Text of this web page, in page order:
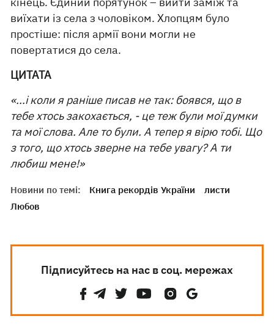
виїхати із села з чоловіком. Хлопцям було
простіше: після армії вони могли не
повертатися до села.
ЦИТАТА
«...і коли я раніше писав не так: боявся, що в
тебе хтось закохається, - це теж були мої думки
та мої слова. Але то були. А тепер я вірю тобі. Що
з того, що хтось зверне на тебе увагу? А ти
любиш мене!»
Новини по темі: Книга рекордів України
листи
Любов
Підписуйтесь на нас в соц. мережах